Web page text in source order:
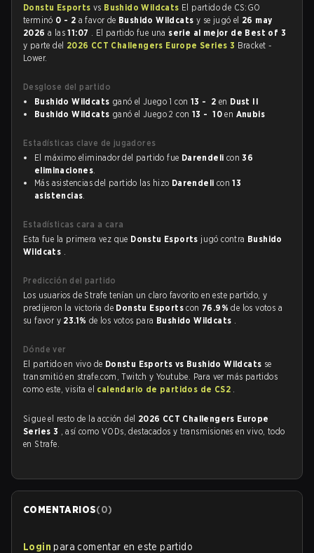
Donstu Esports vs Bushido Wildcats El partido de CS:GO
terminó 0 - 2 a favor de Bushido Wildcats y se jugó el 26 may
2026 a las11:07 . El partido fue una serie al mejor de Best of 3
y parte del 2026 CCT Challengers Europe Series 3 Bracket -
Lower.
Desglose del partido
Bushido Wildcats ganó el Juego 1 con 13 - 2 en Dust II
Bushido Wildcats ganó el Juego 2 con 13 - 10 en Anubis
Estadísticas clave de jugadores
El máximo eliminador del partido fue Darendeli con36
eliminaciones.
Más asistencias del partido las hizo Darendeli con13
asistencias.
Estadísticas cara a cara
Esta fue la primera vez que Donstu Esports jugó contra Bushido
Wildcats .
Predicción del partido
Los usuarios de Strafe tenían un claro favorito en este partido, y
predijeron la victoria de Donstu Esportscon 76.9%de los votos a
su favor y 23.1% de los votos para Bushido Wildcats .
Dónde ver
El partido en vivo de Donstu Esports vs Bushido Wildcats se
transmitió en strafe.com, Twitch y Youtube. Para ver más partidos
como este, visita el calendario de partidos de CS2 .
Sigue el resto de la acción del 2026 CCT Challengers Europe
Series 3 , así como VODs, destacados y transmisiones en vivo, todo
en Strafe.
COMENTARIOS(0)
Login para comentar en este partido